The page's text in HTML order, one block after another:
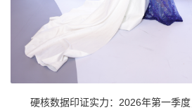
硬核数据印证实力：2026年第一季度